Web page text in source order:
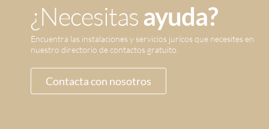
¿Necesitasayuda?
Encuentra las instalaciones y servicios jurícos que necesites en
nuestro directorio de contactos gratuito.
Contacta con nosotros